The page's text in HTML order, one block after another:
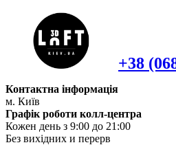
+38
Контактна інформація
м. Київ
Графік роботи колл-центра
Кожен день з 9:00 до 21:00
Без вихідних и перерв